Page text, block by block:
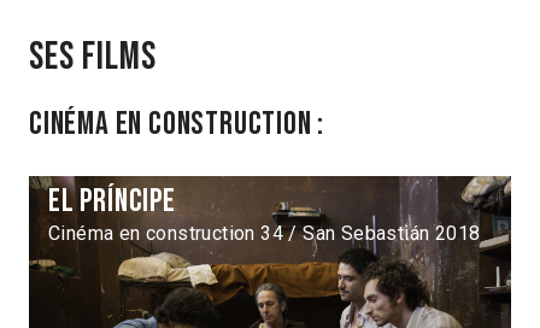
Ses films
Cinéma en construction :
El Príncipe
Cinéma en construction 34 / San Sebastián 2018